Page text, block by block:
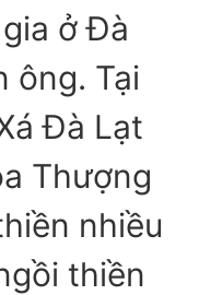
ở Đà
ông. Tại
Đà Lạt
Thượng
nhiều
thiền